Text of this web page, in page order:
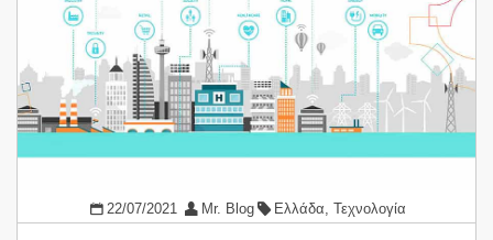
22/07/2021 Mr. Blog Ελλάδα Τεχνολογία